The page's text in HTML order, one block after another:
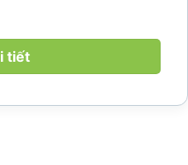
nghỉ dưỡng, hội
càng tăng. Không chỉ
giãn...
tiết